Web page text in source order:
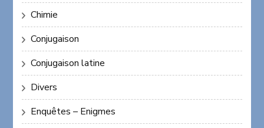
Chimie
Conjugaison
Conjugaison latine
Divers
Enquêtes – Enigmes